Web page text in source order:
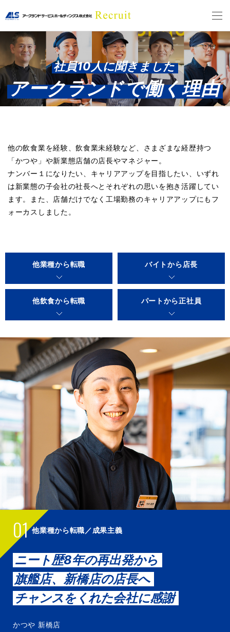
社員10人に聞きました
アークランドで働く理由
他の飲食業を経験、飲食業未経験など、さまざまな経歴持つ
「かつや」や新業態店舗の店長やマネジャー。
ナンバー１になりたい、キャリアアップを目指したい、いずれ
は新業態の子会社の社長へとそれぞれの思いを抱き活躍してい
ます。また、店舗だけでなく⼯場勤務のキャリアアップにもフ
ォーカスしました。
他業種から転職 バイトから店長
他飲食から転職 パートから正社員
01 他業種から転職／成果主義
ニート歴8年の再出発から
旗艦店、新橋店の店長へ
チャンスをくれた会社に感謝
かつや 新橋店